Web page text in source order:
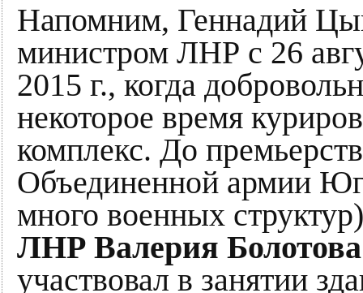
Напомним, Геннадий
министром ЛНР с 26
2015 г., когда
некоторое время
комплекс. До
Объединенной армии
много военных
ЛНР Валерия Болотова
участвовал в занятии